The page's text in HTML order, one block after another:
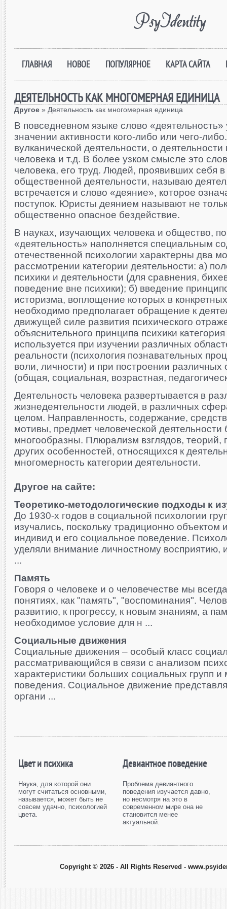
PsyIdentity
ГЛАВНАЯ НОВОЕ ПОПУЛЯРНОЕ КАРТА САЙТА
ДЕЯТЕЛЬНОСТЬ КАК МНОГОМЕРНАЯ ЕДИНИЦА
Другое » Деятельность как многомерная единица
В повседневном языке слово «деятельность»
значении активности кого-либо или чего-
вулканической деятельности, о
человека и т.д. В более узком смысле это
человека, его труд. Людей, проявивших себя
общественной деятельности, называю
встречается и слово «деяние», которое
поступок. Юристы деянием называют не
общественно опасное бездействие.
В науках, изучающих человека и общество,
«деятельность» наполняется специальным
отечественной психологии характерны два
рассмотрении категории деятельности: а)
психики и деятельности (для сравнения,
поведение вне психики); б) введение
историзма, воплощение которых в
необходимо предполагает обращение к
движущей силе развития психического
объяснительного принципа психики
используется при изучении различных
реальности (психология познавательных
воли, личности) и при построении различных
(общая, социальная, возрастная,
Деятельность человека развертывается в
жизнедеятельности людей, в различных
целом. Направленность, содержание,
мотивы, предмет человеческой деятельности
многообразны. Плюрализм взглядов, теорий,
других особенностей, относящихся к
многомерность категории деятельности.
Другое на сайте:
Теоретико-методологические подходы к
До 1930-х годов в социальной психологии
изучались, поскольку традиционно объектом
индивид и его социальное поведение.
уделяли внимание личностному восприятию,
...
Память
Говоря о человеке и о человечестве мы
понятиях, как "память", "воспоминания".
развитию, к прогрессу, к новым знаниям, а
необходимое условие для н ...
Социальные движения
Социальные движения – особый класс
рассматривающийся в связи с анализом
характеристики больших социальных групп и
поведения. Социальное движение
органи ...
Цвет и психика
Наука, для которой они
могут считаться основными,
называется, может быть не
совсем удачно, психологией
цвета.
Девиантное поведение
Проблема девиантного
поведения изучается давно,
но несмотря на это в
современном мире она не
становится менее
актуальной.
Copyright © 2026 - All Rights Reserved -